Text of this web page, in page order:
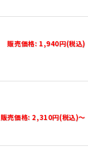
販売価格: 1,940円(税込)
販売価格: 2,310円(税込)～